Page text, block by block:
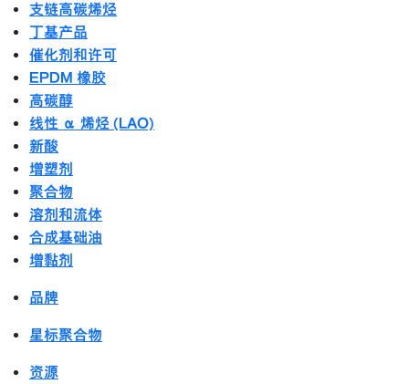
支链高碳烯烃
丁基产品
催化剂和许可
EPDM 橡胶
高碳醇
线性 α 烯烃 (LAO)
新酸
增塑剂
聚合物
溶剂和流体
合成基础油
增黏剂
品牌
星标聚合物
资源